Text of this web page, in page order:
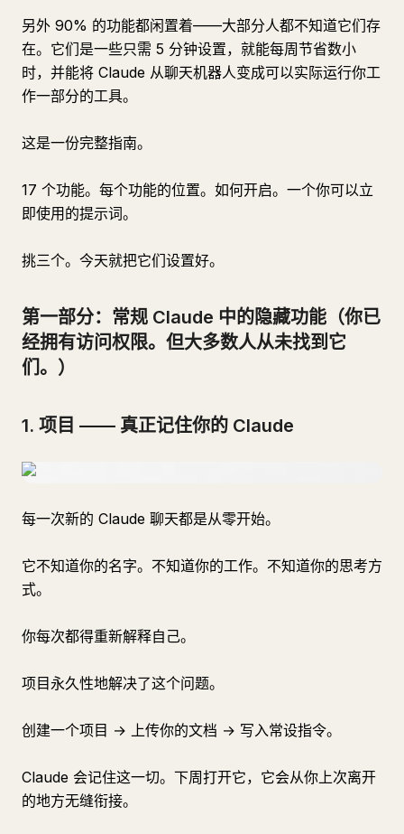
另外 90% 的功能都闲置着——大部分人都不知道它们存
在。它们是一些只需 5 分钟设置，就能每周节省数小
时，并能将 Claude 从聊天机器人变成可以实际运行你工
作一部分的工具。
这是一份完整指南。
17 个功能。每个功能的位置。如何开启。一个你可以立
即使用的提示词。
挑三个。今天就把它们设置好。
第一部分：常规 Claude 中的隐藏功能（你已
经拥有访问权限。但大多数人从未找到它
们。）
1. 项目 —— 真正记住你的 Claude
每一次新的 Claude 聊天都是从零开始。
它不知道你的名字。不知道你的工作。不知道你的思考方
式。
你每次都得重新解释自己。
项目永久性地解决了这个问题。
创建一个项目 → 上传你的文档 → 写入常设指令。
Claude 会记住这一切。下周打开它，它会从你上次离开
的地方无缝衔接。